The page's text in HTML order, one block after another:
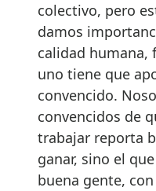
colectivo, pero
damos
calidad humana,
uno tiene que
convencido.
convencidos de
trabajar reporta
ganar, sino el
buena gente,